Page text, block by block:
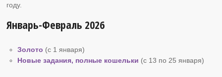
году.
Январь-Февраль 2026
Золото (с 1 января)
Новые задания, полные кошельки (с 13 по 25 января)